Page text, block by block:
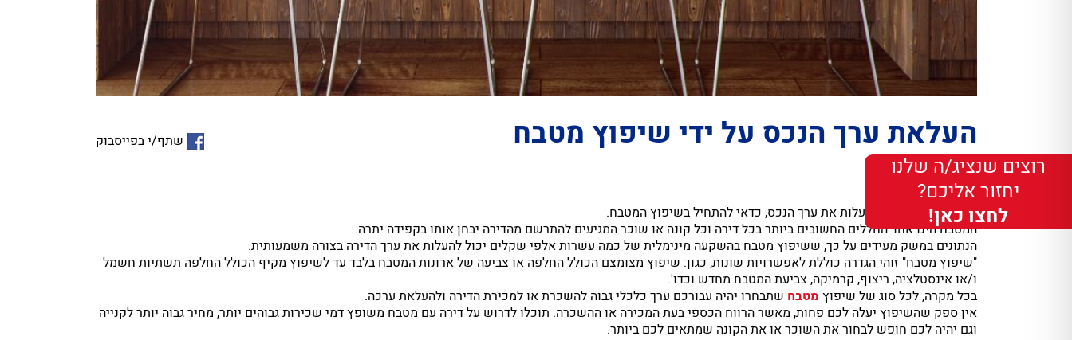
העלאת ערך הנכס על ידי שיפוץ מטבח שתף/י בפייסבוק
1.3.22
אם אתם מעוניינים להעלות את ערך הנכס, כדאי להתחיל בשיפוץ המטבח.
המטבח הינו אחד החללים החשובים ביותר בכל דירה וכל קונה או שוכר המגיעים להתרשם מהדירה יבחן אותו בקפידה יתרה.
הנתונים במשק מעידים על כך, ששיפוץ מטבח בהשקעה מינימלית של כמה עשרות אלפי שקלים יכול להעלות את ערך הדירה בצורה משמעותית.
"שיפוץ מטבח" זוהי הגדרה כוללת לאפשרויות שונות, כגון: שיפוץ מצומצם הכולל החלפה או צביעה של ארונות המטבח בלבד עד לשיפוץ מקיף הכולל החלפה תשתיות חשמל
ו/או אינסטלציה, ריצוף, קרמיקה, צביעת המטבח מחדש וכדו'.
בכל מקרה, לכל סוג של שיפוץ מטבח שתבחרו יהיה עבורכם ערך כלכלי גבוה להשכרת או למכירת הדירה ולהעלאת ערכה.
אין ספק שהשיפוץ יעלה לכם פחות, מאשר הרווח הכספי בעת המכירה או ההשכרה. תוכלו לדרוש על דירה עם מטבח משופץ דמי שכירות גבוהים יותר, מחיר גבוה יותר לקנייה
וגם יהיה לכם חופש לבחור את השוכר או את הקונה שמתאים לכם ביותר.
רוצים שנציג/ה שלנו
יחזור אליכם?
לחצו כאן!